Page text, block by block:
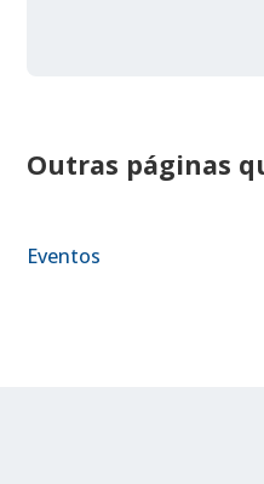
Outras páginas
Eventos